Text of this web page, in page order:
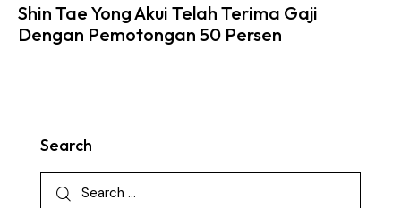
Shin Tae Yong Akui Telah Terima Gaji
Dengan Pemotongan 50 Persen
Search